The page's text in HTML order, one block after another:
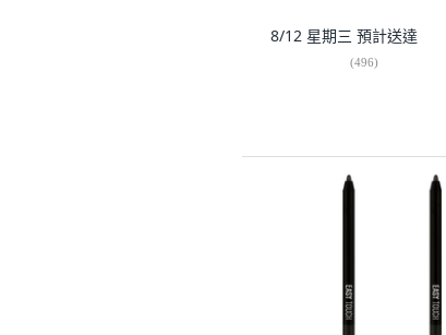
8/12 星期三 預計送達
(496)